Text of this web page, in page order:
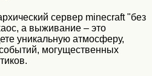
сервер minecraft "без
а выживание – это
уникальную атмосферу,
могущественных